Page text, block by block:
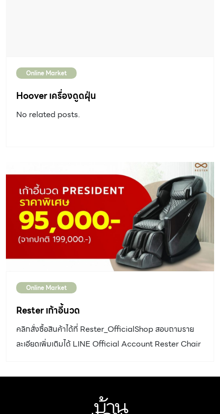
Online Market
Hoover เครื่องดูดฝุ่น
No related posts.
Online Market
Rester เก้าอี้นวด
คลิกสั่งซื้อสินค้าได้ที่ Rester_OfficialShop สอบถามราย
ละเอียดเพิ่มเติมได้ LINE Official Account Rester Chair